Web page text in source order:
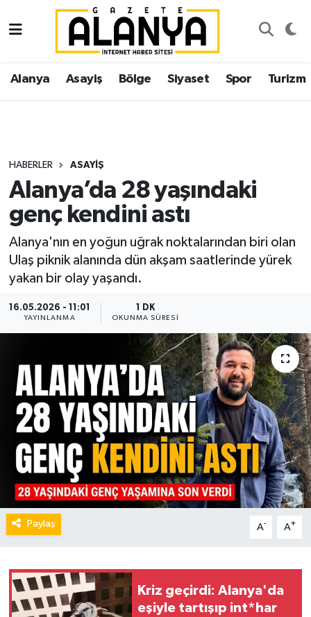
Alanya Asayiş Bölge Siyaset Spor Turizm
HABERLER ASAYIŞ
Alanya’da 28 yaşındaki
genç kendini astı
Alanya'nın en yoğun uğrak noktalarından biri olan
Ulaş piknik alanında dün akşam saatlerinde yürek
yakan bir olay yaşandı.
16.05.2026 - 11:01
YAYINLANMA
1 DK
OKUNMA SÜRESI
Paylaş A- A+
Kriz geçirdi: Alanya'da
eşiyle tartışıp int*har
Alanya
Asayiş
Siyaset
Spor
Turizm
Ekonomi
İstanbul Nöbetçi Eczaneler
İstanbul Hava Durumu
Süper Lig Puan Durumu ve Fikstür
Tüm Manşetler
Son Dakika Haberleri
Haber Arşivi